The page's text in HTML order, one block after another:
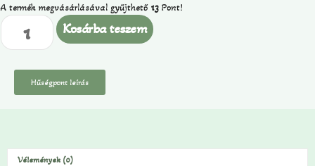
A termék megvásárlásával gyűjthető 13 Pont!
Kosárba teszem
Hűségpont leírás
Vélemények (0)